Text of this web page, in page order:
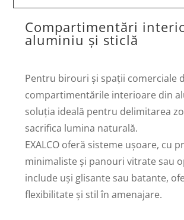
Compartimentări
aluminiu și sticlă
Pentru birouri și spații comerciale
compartimentările interioare din
soluția ideală pentru delimitarea
sacrifica lumina naturală.
EXALCO oferă sisteme ușoare, cu
minimaliste și panouri vitrate sau
include uși glisante sau batante,
flexibilitate și stil în amenajare.